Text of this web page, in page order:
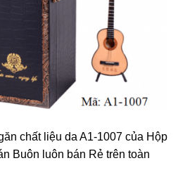
chất liệu da A1-1007 của Hộp
Buôn luôn bán Rẻ trên toàn